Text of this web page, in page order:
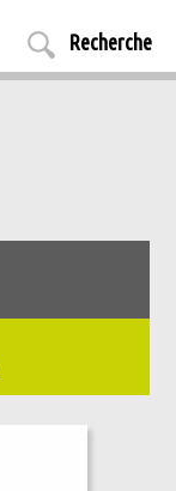
Recherche